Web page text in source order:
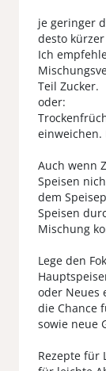
je geringer
desto
Ich
Teil Zucker.
oder:
einweichen.
Auch wenn
Speisen
dem
Speisen
Mischung
Lege den
oder Neues
die Chance
sowie neue
Rezepte für